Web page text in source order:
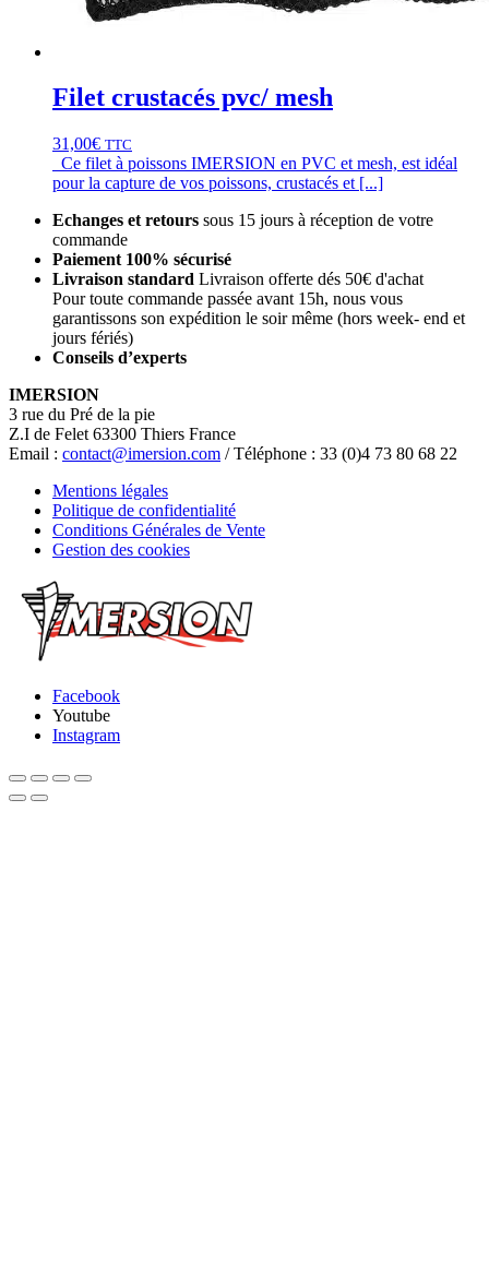
Filet crustacés pvc/ mesh
31,00€ TTC
Ce filet à poissons IMERSION en PVC et mesh, est idéal
pour la capture de vos poissons, crustacés et [...]
Echanges et retours sous 15 jours à réception de votre
commande
Paiement 100% sécurisé
Livraison standard Livraison offerte dés 50€ d'achat
Pour toute commande passée avant 15h, nous vous
garantissons son expédition le soir même (hors week- end et
jours fériés)
Conseils d’experts
IMERSION
3 rue du Pré de la pie
Z.I de Felet 63300 Thiers France
Email : contact@imersion.com / Téléphone : 33 (0)4 73 80 68 22
Mentions légales
Politique de confidentialité
Conditions Générales de Vente
Gestion des cookies
Facebook
Youtube
Instagram